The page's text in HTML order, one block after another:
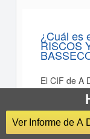
¿Cuál es
RISCOS
El CIF de A
¿Cúal es
Ver Informe de A